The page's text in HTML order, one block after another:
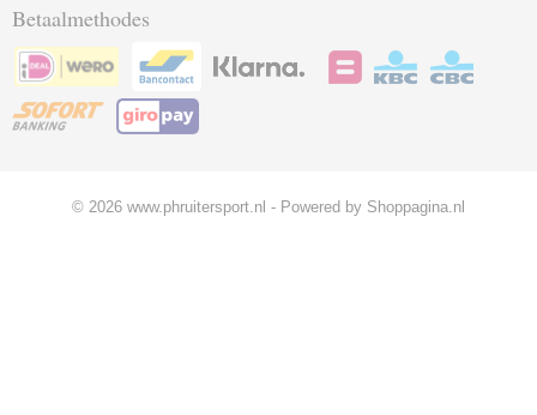
Betaalmethodes
© 2026 www.phruitersport.nl - Powered by Shoppagina.nl